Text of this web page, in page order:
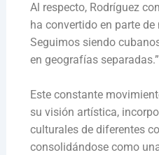
Al respecto, Rodríguez
ha convertido en parte
Seguimos siendo
en geografías separadas.”
Este constante
su visión artística,
culturales de diferentes
consolidándose como